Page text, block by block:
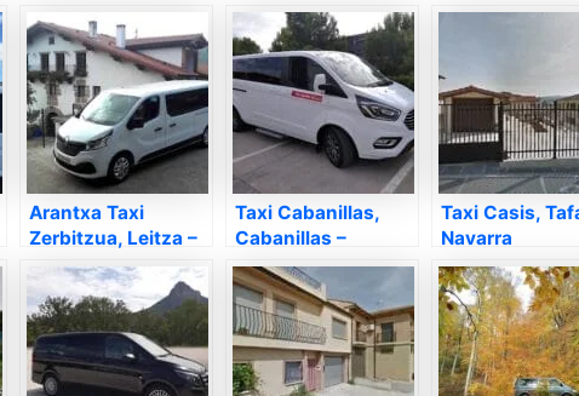
Arantxa Taxi
Zerbitzua, Leitza –
Navarra
Taxi Cabanillas,
Cabanillas –
Navarra
Taxi Casis,
Navarra